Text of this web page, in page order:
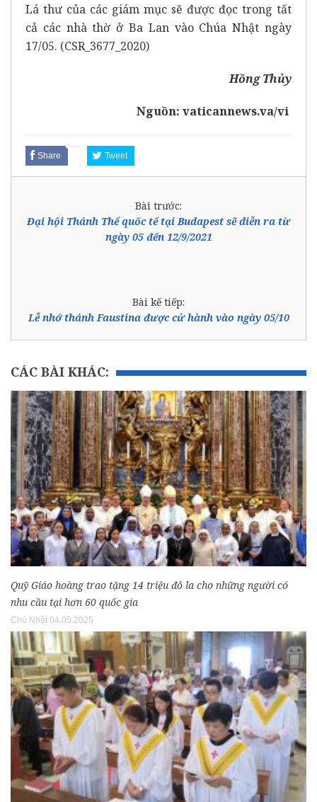
Lá thư của các giám mục sẽ được đọc trong tất
cả các nhà thờ ở Ba Lan vào Chúa Nhật ngày
17/05. (CSR_3677_2020)
Hồng Thủy
Nguồn: vaticannews.va/vi
Share Tweet
Bài trước:
Đại hội Thánh Thể quốc tế tại Budapest sẽ diễn ra từ
ngày 05 đến 12/9/2021
Bài kế tiếp:
Lễ nhớ thánh Faustina được cử hành vào ngày 05/10
CÁC BÀI KHÁC:
Quỹ Giáo hoàng trao tặng 14 triệu đô la cho những người có
nhu cầu tại hơn 60 quốc gia
Chủ Nhật 04.05.2025